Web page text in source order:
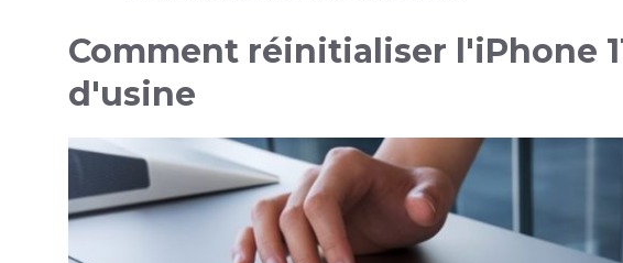
Comment réinitialiser l'iPhone
d'usine